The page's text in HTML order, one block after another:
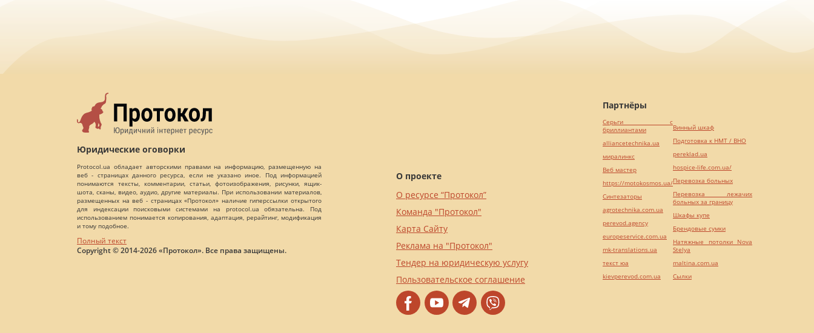
Юридические оговорки
Protocol.ua обладает авторскими правами на информацию, размещенную на
веб - страницах данного ресурса, если не указано иное. Под информацией
понимаются тексты, комментарии, статьи, фотоизображения, рисунки, ящик-
шота, сканы, видео, аудио, другие материалы. При использовании материалов,
размещенных на веб - страницах «Протокол» наличие гиперссылки открытого
для индексации поисковыми системами на protocol.ua обязательна. Под
использованием понимается копирования, адаптация, рерайтинг, модификация
и тому подобное.
Полный текст
Copyright © 2014-2026 «Протокол». Все права защищены.
О проекте
О ресурсе “Протокол”
Команда "Протокол"
Карта Сайту
Реклама на "Протокол"
Тендер на юридическую услугу
Пользовательское соглашение
Партнёры
Серьги с
бриллиантами
alliancetechnika.ua
миралинкс
Веб мастер
https://motokosmos.ua/
Синтезаторы
agrotechnika.com.ua
perevod.agency
europeservice.com.ua
mk-translations.ua
текст юа
kievperevod.com.ua
Винный шкаф
Подготовка к НМТ / ВНО
pereklad.ua
hospice-life.com.ua/
Перевозка больных
Перевозка лежачих
больных за границу
Шкафы купе
Брендовые сумки
Натяжные потолки Nova
Stelya
maltina.com.ua
Cылки